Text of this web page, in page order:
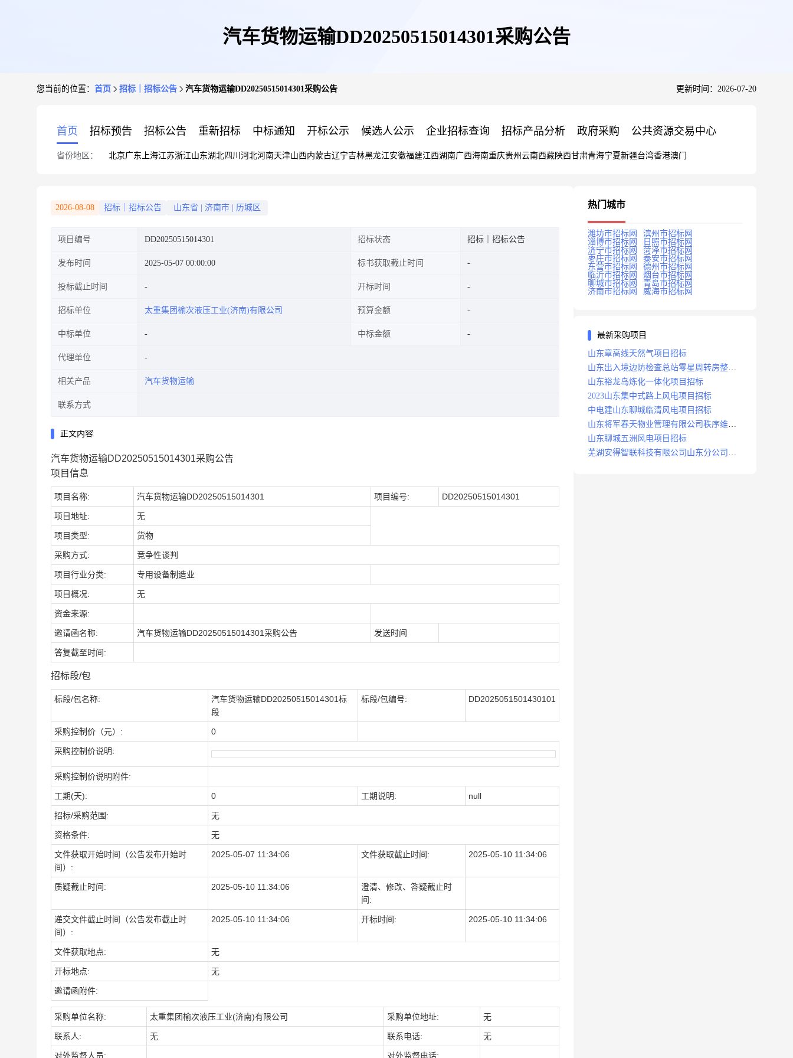
汽车货物运输DD20250515014301采购公告
您当前的位置： 首页 招标｜招标公告 汽车货物运输DD20250515014301采购公告 更新时间：2026-07-20
首页 招标预告 招标公告 重新招标 中标通知 开标公示 候选人公示 企业招标查询 招标产品分析 政府采购 公共资源交易中心
省份地区： 北京广东 上海江苏浙江山东湖北四川 河北河南天津山西内蒙古辽宁吉林黑龙江安徽福建江西湖南广西海南重庆贵州 云南西藏陕西甘肃青海宁夏新疆台湾香港澳门
2026-08-08 招标｜招标公告 山东省 济南市 历城区
项目编号 DD20250515014301 招标状态 招标｜招标公告
发布时间 2025-05-07 00:00:00 标书获取截止时间
投标截止时间 开标时间
招标单位 太重集团榆次液压工业(济南)有限公司 预算金额
中标单位 中标金额
代理单位
相关产品 汽车货物运输
联系方式
正文内容
汽车货物运输DD20250515014301采购公告
项目信息
项目名称: 汽车货物运输DD20250515014301 项目编号: DD20250515014301
项目地址: 无
项目类型: 货物
采购方式: 竞争性谈判
项目行业分类: 专用设备制造业
项目概况: 无
资金来源:
邀请函名称: 汽车货物运输DD20250515014301采购公告 发送时间
答复截至时间:
招标段/包
标段/包名称:
汽车货物运输DD20250515014301标
段
标段/包编号: DD2025051501430101
采购控制价（元）: 0
采购控制价说明:
采购控制价说明附件:
工期(天): 0 工期说明: null
招标/采购范围: 无
资格条件: 无
文件获取开始时间（公告发布开始时
间）:
2025-05-07 11:34:06 文件获取截止时间: 2025-05-10 11:34:06
质疑截止时间: 2025-05-10 11:34:06
澄清、修改、答疑截止时
间:
递交文件截止时间（公告发布截止时
间）:
2025-05-10 11:34:06 开标时间: 2025-05-10 11:34:06
文件获取地点: 无
开标地点: 无
邀请函附件:
采购单位名称: 太重集团榆次液压工业(济南)有限公司 采购单位地址: 无
联系人: 无 联系电话: 无
对外监督人员: 对外监督电话:
热门城市
潍坊市招标网
滨州市招标网
淄博市招标网
日照市招标网
济宁市招标网
菏泽市招标网
枣庄市招标网
泰安市招标网
东营市招标网
德州市招标网
临沂市招标网
烟台市招标网
聊城市招标网
青岛市招标网
济南市招标网
威海市招标网
最新采购项目
山东章高线天然气项目招标
山东出入境边防检查总站零星周转房整修
项目招标中标
山东裕龙岛炼化一体化项目招标
2023山东集中式路上风电项目招标
中电建山东聊城临清风电项目招标
山东将军春天物业管理有限公司秩序维护
服务项目招标公告
山东聊城五洲风电项目招标
芜湖安得智联科技有限公司山东分公司济